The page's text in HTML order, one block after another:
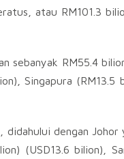
atau RM101.3
sebanyak RM55.4
Singapura (RM13.5
dengan Johor
(USD13.6 bilion),